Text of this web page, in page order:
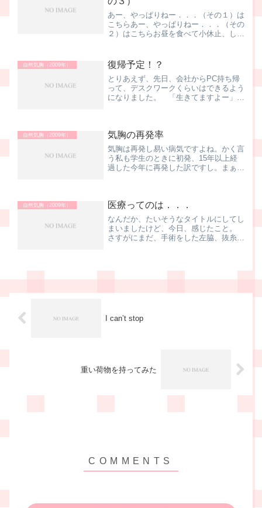
あー、やっぱりねー．．．（その１）は
こちらあー、やっぱりねー．．．（その
２）はこちらお昼を食べて小休止、しば
ん、管入れますねー」の一声。処置室で
やるのかと思いきや、病室で...
自然気胸（2009年） 復帰予定！？
とりあえず、先日、会社からPC持ち帰
って、デスクワークくらいはできるよう
になりました。 「生きてますよー」と
いやぁ、電車に乗るだけで...
自然気胸（2009年） 気胸の再発率
気胸は再発し易い病気ですよね。かく言
う私も学生のときに初発、15年以上経
過した今年に再発した訳ですし。まぁ、
イ。今年は10月の終わりに入...
自然気胸（2009年） 医療ってのは．．．
なんだか、たいそうなタイトルにしてし
まいましたけど、今日、感じたこと。
さすがにまだ、手術をした左脇、抜糸が
I can’t stop
重い荷物を持ってみた